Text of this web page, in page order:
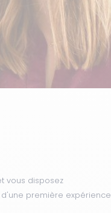
vous disposez
première expérience